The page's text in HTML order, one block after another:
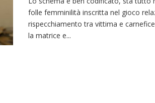
folle femminilità inscritta nel gioco
rispecchiamento tra vittima e
la matrice e...